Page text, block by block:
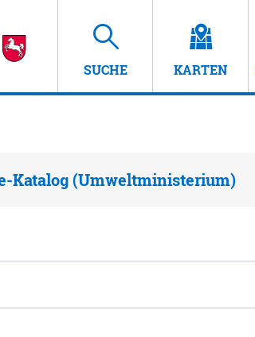
SUCHE KARTEN
Katalog (Umweltministerium)